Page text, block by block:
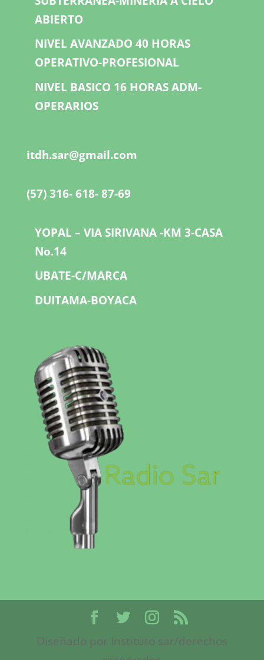
ABIERTO
NIVEL AVANZADO 40 HORAS
OPERATIVO-PROFESIONAL
NIVEL BASICO 16 HORAS ADM-
OPERARIOS
itdh.sar@gmail.com
(57) 316- 618- 87-69
YOPAL – VIA SIRIVANA -KM 3-CASA
No.14
UBATE-C/MARCA
DUITAMA-BOYACA
Diseñado por Instituto sar/derechos